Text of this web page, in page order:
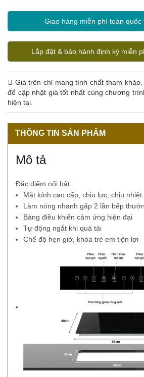
Giao hàng miễn phí toàn quốc
Lắp đặt & bảo hành định kỳ miễn
Giá trên chỉ mang tính chất tham
để cập nhật giá tốt nhất cùng chương
hiện tại.
THÔNG TIN SẢN PHẨM
Mô tả
Đặc điểm nổi bật
Mặt kính cao cấp, chịu lực, chịu nhiệt
Làm nóng nhanh gấp 2 lần bếp
Bảng điều khiển cảm ứng hiện đại
Tự động ngắt khi quá tải
Chế độ hẹn giờ, khóa trẻ em tiện lợi